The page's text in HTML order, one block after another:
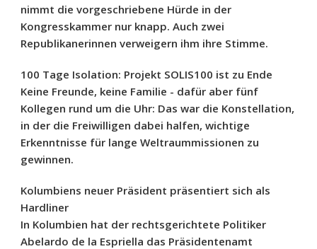
nimmt die vorgeschriebene Hürde in der
Kongresskammer nur knapp. Auch zwei
Republikanerinnen verweigern ihm ihre Stimme.
100 Tage Isolation: Projekt SOLIS100 ist zu Ende
Keine Freunde, keine Familie - dafür aber fünf
Kollegen rund um die Uhr: Das war die Konstellation,
in der die Freiwilligen dabei halfen, wichtige
Erkenntnisse für lange Weltraummissionen zu
gewinnen.
Kolumbiens neuer Präsident präsentiert sich als
Hardliner
In Kolumbien hat der rechtsgerichtete Politiker
Abelardo de la Espriella das Präsidentenamt